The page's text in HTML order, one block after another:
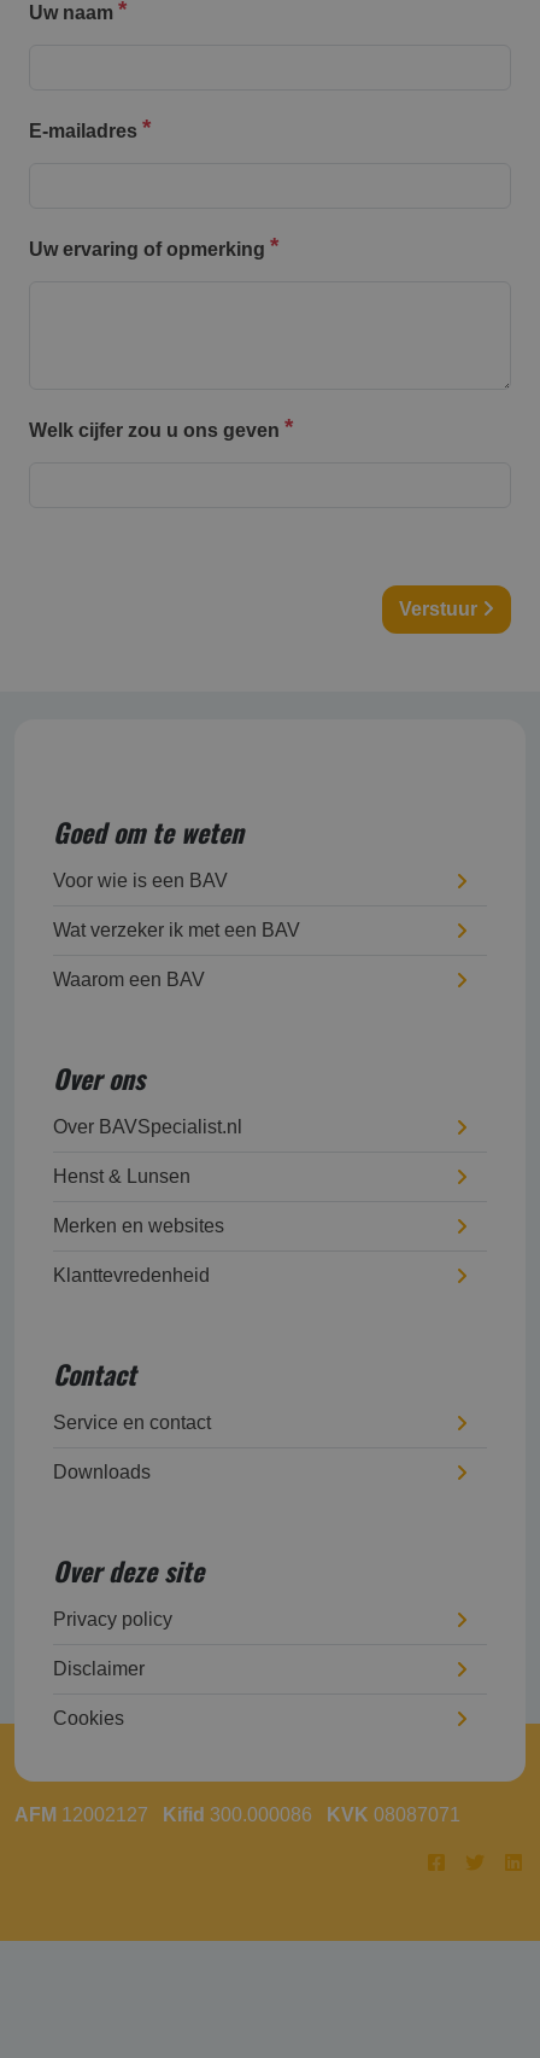
Uw naam
E-mailadres
Uw ervaring of opmerking
Welk cijfer zou u ons geven
Verstuur
Goed om te weten
Voor wie is een BAV
Wat verzeker ik met een BAV
Waarom een BAV
Over ons
Over BAVSpecialist.nl
Henst & Lunsen
Merken en websites
Klanttevredenheid
Contact
Service en contact
Downloads
Over deze site
Privacy policy
Disclaimer
Cookies
AFM 12002127 Kifid 300.000086 KVK 08087071